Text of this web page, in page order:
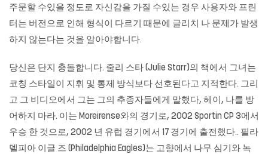
주문할 수있을 정도로 자신감을 가질 수있는 경우 사용자와 프린
터는 버전으로 인해 형식이 다르기 때문에 글리치 나 문제가 발생
하지 않는다는 것을 알아야합니다.
당신은 단지 충돌합니다. 줄리 스타 (Julie Starr)의 책에서 그녀는
코칭 스타일이 지휘 및 통제 방식보다 선호된다고 지적한다. 그리
고 그 비디오에서 그는 그의 추종자들에게 말했다, 헤이, 나를 방
어하지 마라. 이는 Moreirense와의 경기로, 2002 Sportin CP 3에서
우승 한 것으로, 2002 년 유럽 경기에서 17 경기에 출전했다.. 필라
델피아 이글 즈 (Philadelphia Eagles)는 고향에서 나무 심기와 녹